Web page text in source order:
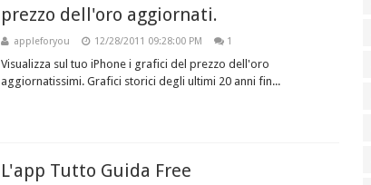
prezzo dell'oro aggiornati.
appleforyou 12/28/2011 09:28:00 PM 1
Visualizza sul tuo iPhone i grafici del prezzo dell'oro
aggiornatissimi. Grafici storici degli ultimi 20 anni fin...
L'app Tutto Guida Free